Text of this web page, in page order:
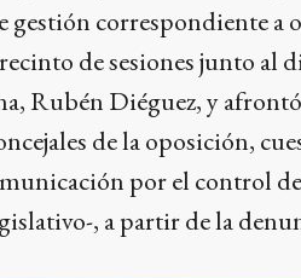
correspondiente a
de sesiones junto al
Rubén Diéguez, y
de la oposición,
por el control
, a partir de la